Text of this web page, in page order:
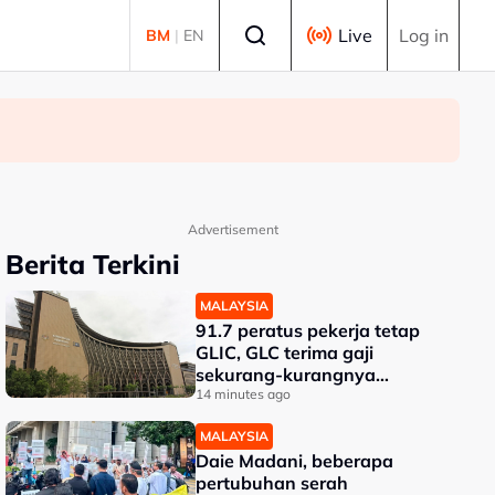
BM | EN Live Log in
Advertisement
Berita Terkini
MALAYSIA
91.7 peratus pekerja tetap
GLIC, GLC terima gaji
sekurang-kurangnya
RM3,100 setakat akhir 2025
14 minutes ago
MALAYSIA
Daie Madani, beberapa
pertubuhan serah